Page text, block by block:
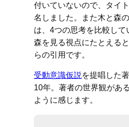
付いていないので、タイ
名しました。また木と森
は、4つの思考を比較して
森を見る視点にたとえる
らの引用です。
受動意識仮説 を提唱した
10年。著者の世界観があ
ように感じます。